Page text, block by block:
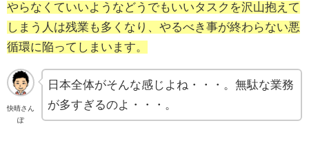
やらなくていいようなどうでもいいタスクを沢山抱えて
しまう人は残業も多くなり、やるべき事が終わらない悪
循環に陥ってしまいます。
快晴さん
ぽ
日本全体がそんな感じよね・・・。無駄な業務
が多すぎるのよ・・・。